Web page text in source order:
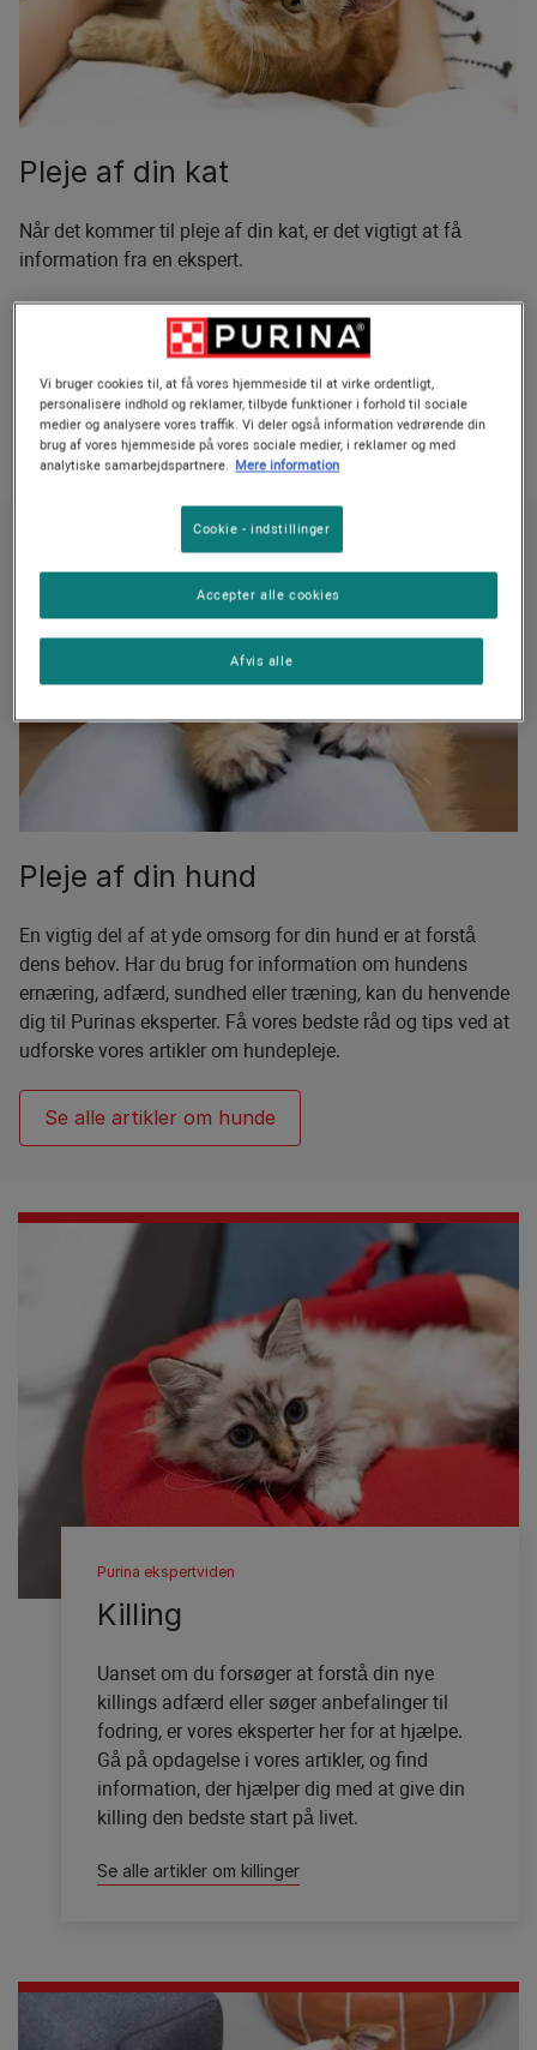
Pleje af din kat
Når det kommer til pleje af din kat, er det vigtigt at få
information fra en ekspert.
Udforsk vores artikler for at lære mere om ernæring,
adfærd, udvikling, sundhed og mere.
Se alle artikler om katte
Pleje af din hund
En vigtig del af at yde omsorg for din hund er at forstå
dens behov. Har du brug for information om hundens
ernæring, adfærd, sundhed eller træning, kan du henvende
dig til Purinas eksperter. Få vores bedste råd og tips ved at
udforske vores artikler om hundepleje.
Se alle artikler om hunde
Purina ekspertviden
Killing
Uanset om du forsøger at forstå din nye
killings adfærd eller søger anbefalinger til
fodring, er vores eksperter her for at hjælpe.
Gå på opdagelse i vores artikler, og find
information, der hjælper dig med at give din
killing den bedste start på livet.
Se alle artikler om killinger
Vi bruger cookies til, at få vores hjemmeside til at virke ordentligt,
personalisere indhold og reklamer, tilbyde funktioner i forhold til sociale
medier og analysere vores traffik. Vi deler også information vedrørende din
brug af vores hjemmeside på vores sociale medier, i reklamer og med
analytiske samarbejdspartnere. Mere information
Cookie - indstillinger
Afvis alle
Accepter alle cookies